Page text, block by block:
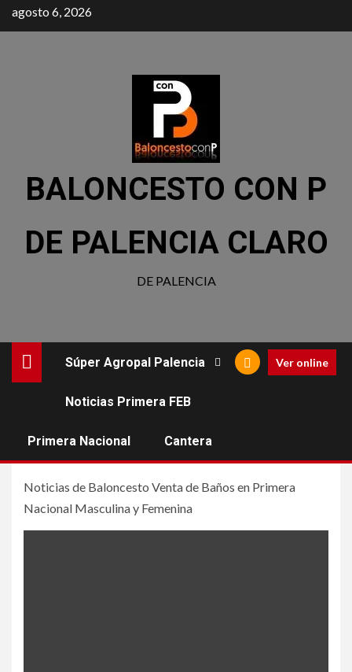
agosto 6, 2026
BALONCESTO CON P
DE PALENCIA CLARO
DE PALENCIA
Súper Agropal Palencia
Noticias Primera FEB
Primera Nacional Cantera
Ver online
Baños
Noticias de Baloncesto Venta de Baños en Primera
Nacional Masculina y Femenina